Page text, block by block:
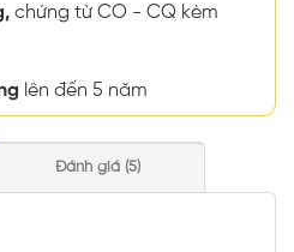
chứng từ CO - CQ kèm
lên đến 5 năm
Đánh giá (5)